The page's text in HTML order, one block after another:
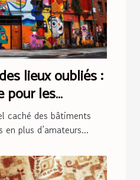
lieux oubliés :
pour les
caché des bâtiments
plus d’amateurs...